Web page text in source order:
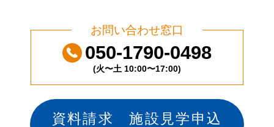
お問い合わせ窓口
050-1790-0498
(火〜土 10:00〜17:00)
資料請求 施設見学申込